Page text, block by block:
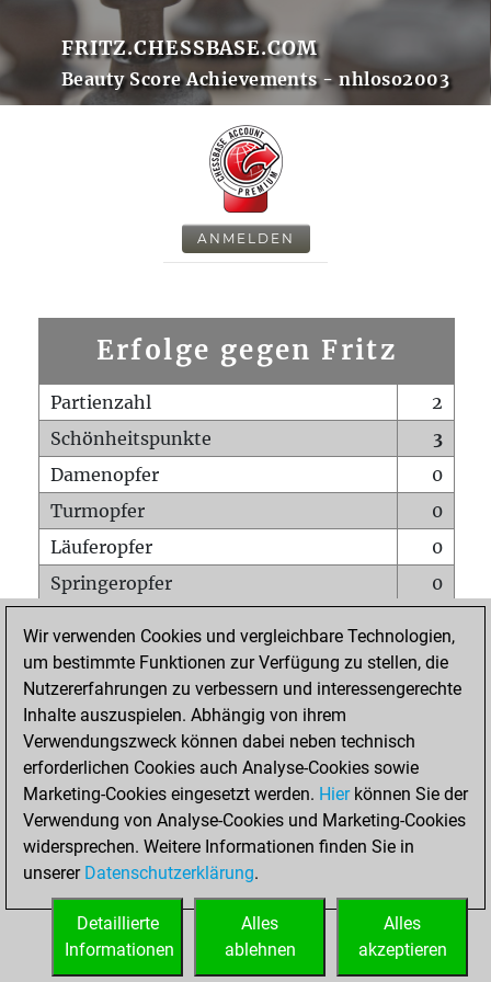
FRITZ.CHESSBASE.COM
Beauty Score Achievements - nhloso2003
ANMELDEN
Erfolge gegen Fritz
Partienzahl
2
Schönheitspunkte
3
Damenopfer
0
Turmopfer
0
Läuferopfer
0
Springeropfer
0
Matt auf vollem Brett
0
Bauer setzt Matt
0
Erstickte Matts
Unterverwandlungen
Türme auf der siebten
0
STARTSEITE
Wir verwenden Cookies und vergleichbare Technologien,
um bestimmte Funktionen zur Verfügung zu stellen, die
Nutzererfahrungen zu verbessern und interessengerechte
Inhalte auszuspielen. Abhängig von ihrem
Verwendungszweck können dabei neben technisch
erforderlichen Cookies auch Analyse-Cookies sowie
Marketing-Cookies eingesetzt werden. Hierkönnen Sie der
Verwendung von Analyse-Cookies und Marketing-Cookies
widersprechen. Weitere Informationen finden Sie in
unserer Datenschutzerklärung.
Alles
akzeptieren
Alles
ablehnen
Detaillierte
Informationen